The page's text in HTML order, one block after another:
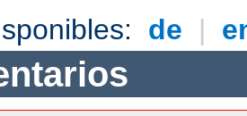
de |